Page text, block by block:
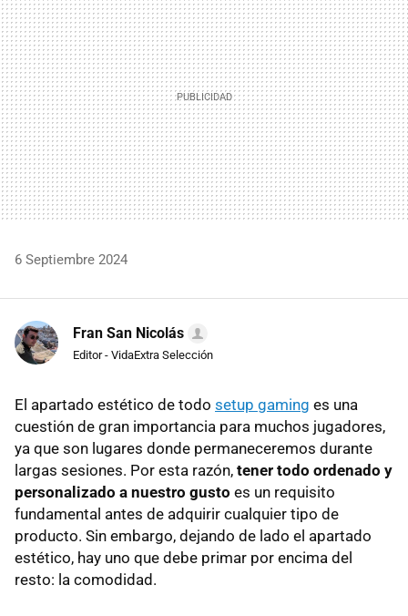
6 Septiembre 2024
Fran San Nicolás
Editor - VidaExtra Selección
El apartado estético de todo setup gaming es una
cuestión de gran importancia para muchos jugadores,
ya que son lugares donde permaneceremos durante
largas sesiones. Por esta razón, tener todo ordenado y
personalizado a nuestro gusto es un requisito
fundamental antes de adquirir cualquier tipo de
producto. Sin embargo, dejando de lado el apartado
estético, hay uno que debe primar por encima del
resto: la comodidad.